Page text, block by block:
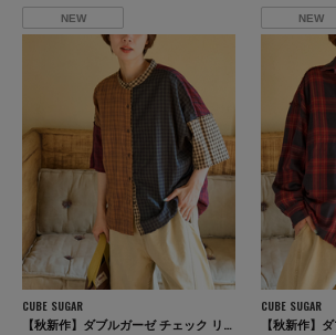
NEW
CUBE SUGAR
【秋新作】ダブルガーゼ チェック リバーシブル 5分袖 ドルマンシャツ
NEW
CUBE SUGAR